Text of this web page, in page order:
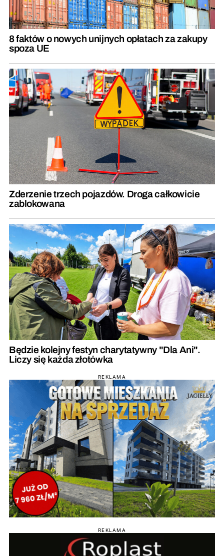
8 faktów o nowych unijnych opłatach za zakupy
spoza UE
Zderzenie trzech pojazdów. Droga całkowicie
zablokowana
Będzie kolejny festyn charytatywny "Dla Ani".
Liczy się każda złotówka
REKLAMA
REKLAMA